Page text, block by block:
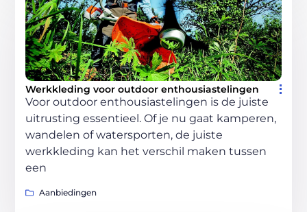
Werkkleding voor outdoor enthousiastelingen
Voor outdoor enthousiastelingen is de juiste
uitrusting essentieel. Of je nu gaat kamperen,
wandelen of watersporten, de juiste
werkkleding kan het verschil maken tussen
een
Aanbiedingen